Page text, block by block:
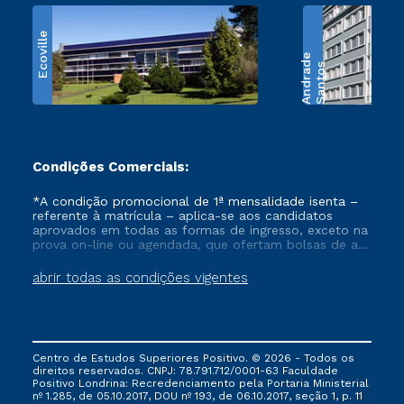
Ecoville
S
a
n
t
o
s
A
n
d
r
a
d
e
Condições Comerciais:
abrir todas as condições vigentes
*A condição promocional de 1ª mensalidade isenta –
referente à matrícula – aplica-se aos candidatos
aprovados em todas as formas de ingresso, exceto na
prova on-line ou agendada, que ofertam bolsas de até
vigente, que ainda não tenham efetivado e/ou não
tenham cancelado ou trancado sua matrícula em uma
via FIES, Prouni e outros programas governamentais, e
não se acumula com nenhuma outra campanha
ofertada pela Instituição.
Centro de Estudos Superiores Positivo. © 2026 - Todos os
direitos reservados. CNPJ: 78.791.712/0001-63 Faculdade
Positivo Londrina: Recredenciamento pela Portaria Ministerial
nº 1.285, de 05.10.2017, DOU nº 193, de 06.10.2017, seção 1, p. 11